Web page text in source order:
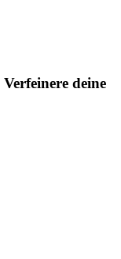
Verfeinere deine